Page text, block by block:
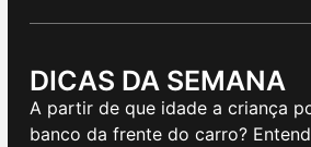
DICAS DA SEMANA
A partir de que idade a criança
banco da frente do carro?